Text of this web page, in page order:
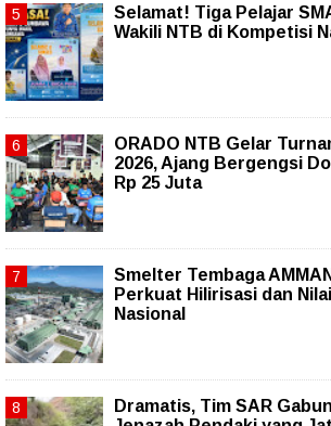
Selamat! Tiga Pelajar
Wakili NTB di Kompetisi
ORADO NTB Gelar
2026, Ajang Bergengsi
Rp 25 Juta
Smelter Tembaga
Perkuat Hilirisasi dan
Nasional
Dramatis, Tim SAR